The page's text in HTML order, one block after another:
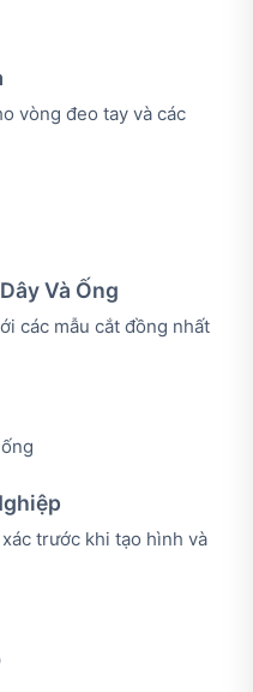
vòng đeo tay và các
Và Ống
các mẫu cắt đồng nhất
trước khi tạo hình và